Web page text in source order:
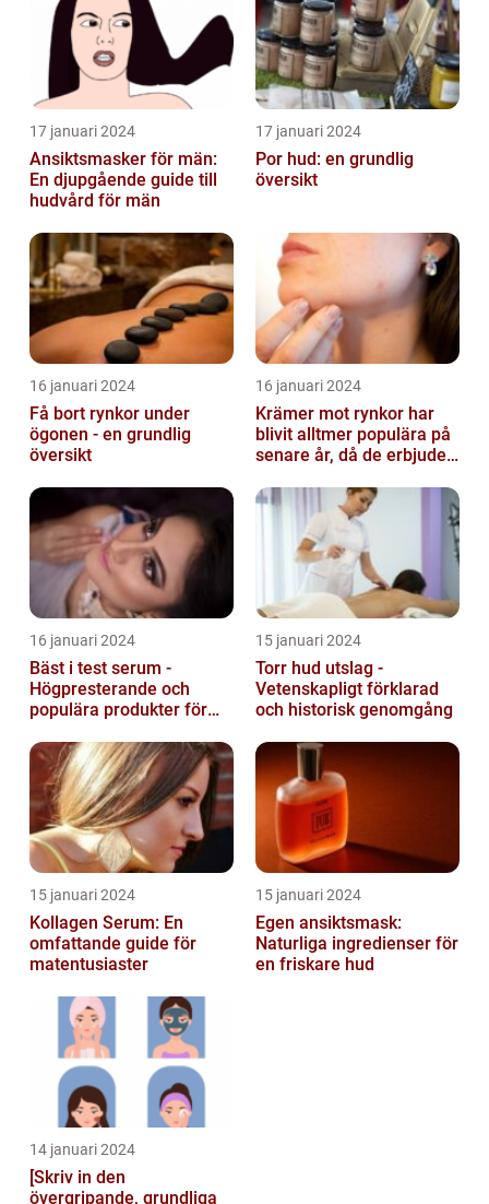
17 januari 2024
Ansiktsmasker för män:
En djupgående guide till
hudvård för män
17 januari 2024
Por hud: en grundlig
översikt
16 januari 2024
Få bort rynkor under
ögonen - en grundlig
översikt
16 januari 2024
Krämer mot rynkor har
blivit alltmer populära på
senare år, då de erbjuder
lösni...
16 januari 2024
Bäst i test serum -
Högpresterande och
populära produkter för
15 januari 2024
Torr hud utslag -
Vetenskapligt förklarad
och historisk genomgång
15 januari 2024
Kollagen Serum: En
omfattande guide för
matentusiaster
15 januari 2024
Egen ansiktsmask:
Naturliga ingredienser för
en friskare hud
14 januari 2024
[Skriv in den
övergripande, grundliga